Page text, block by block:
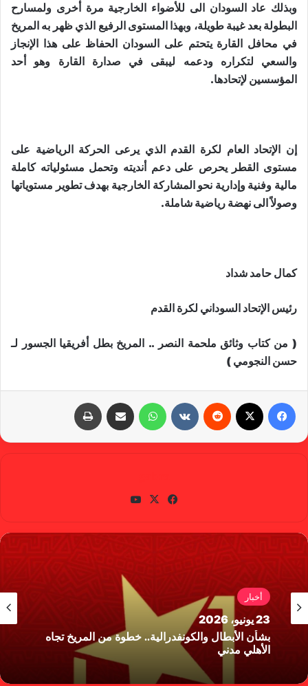
وبذلك عاد السودان الى للأضواء الخارجية مرة أخرى ولمسارح
البطولة بعد غيبة طويلة، وبهذا المستوى الرفيع الذي ظهر به المريخ
في محافل القارة يتحتم على السودان الحفاظ على هذا الإنجاز
والسعي لتكراره ودعمه ليبقى في صدارة القارة وهو أحد
المؤسسين لإتحادها.
إن الإتحاد العام لكرة القدم الذي يرعى الحركة الرياضية على
مستوى القطر يحرص على دعم أنديته وتحمل مسئولياته كاملة
مالية وفنية وإدارية نحو المشاركة الخارجية بهدف تطوير مستوياتها
وصولاً الى نهضة رياضية شاملة.
كمال حامد شداد
رئيس الإتحاد السوداني لكرة القدم
( من كتاب وثائق ملحمة النصر .. المريخ بطل أفريقيا الجسور لـ
حسن النجومي )
واتساب
في
وك
X
أخبار
23 يونيو، 2026
بشأن الأبطال والكونفدرالية.. خطوة من المريخ تجاه
الأهلي مدني